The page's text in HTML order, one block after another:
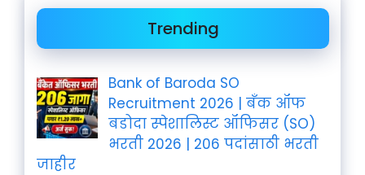
Trending
Bank of Baroda SO
Recruitment 2026 | बँक ऑफ
बडोदा स्पेशालिस्ट ऑफिसर (SO)
भरती 2026 | 206 पदांसाठी भरती
जाहीर